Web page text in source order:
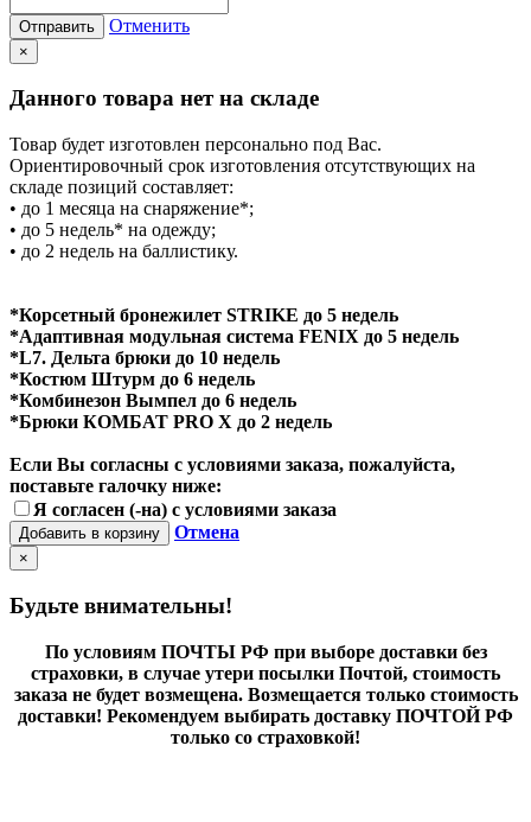
Отправить Отменить
×
Данного товара нет на складе
Товар будет изготовлен персонально под Вас.
Ориентировочный срок изготовления отсутствующих на
складе позиций составляет:
• до 1 месяца на снаряжение*;
• до 5 недель* на одежду;
• до 2 недель на баллистику.
*Корсетный бронежилет STRIKE до 5 недель
*Адаптивная модульная система FENIX до 5 недель
*L7. Дельта брюки до 10 недель
*Костюм Штурм до 6 недель
*Комбинезон Вымпел до 6 недель
*Брюки КОМБАТ PRO X до 2 недель
Если Вы согласны с условиями заказа, пожалуйста,
поставьте галочку ниже:
Я согласен (-на) с условиями заказа
Добавить в корзину Отмена
×
Будьте внимательны!
По условиям ПОЧТЫ РФ при выборе доставки без
страховки, в случае утери посылки Почтой, стоимость
заказа не будет возмещена. Возмещается только стоимость
доставки! Рекомендуем выбирать доставку ПОЧТОЙ РФ
только со страховкой!